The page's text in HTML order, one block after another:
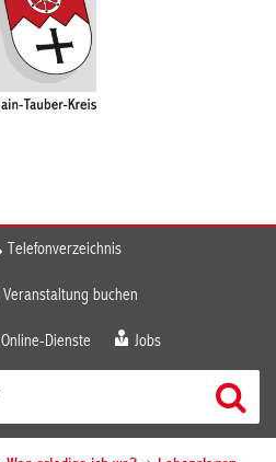
Telefonverzeichnis
Veranstaltung buchen
Online-Dienste Jobs